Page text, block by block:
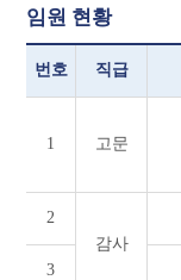
임원 현황
번호 직급
1 고문
2
감사
3